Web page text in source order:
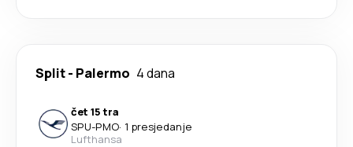
Split- Palermo 4 dana
čet 15 tra
SPU-PMO· 1 presjedanje
Lufthansa